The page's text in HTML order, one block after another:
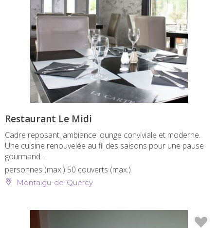
Restaurant Le Midi
Cadre reposant, ambiance lounge conviviale et moderne.
Une cuisine renouvelée au fil des saisons pour une pause
gourmand ...
personnes (max.) 50 couverts (max.)
Montaigu-de-Quercy